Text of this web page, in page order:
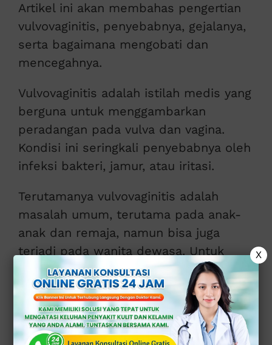
Artikel ini akan membahas pengertian
vulvovaginitis, penyebabnya, gejalanya,
serta bagaimana mengobati dan
mencegahnya.
Vulvovaginitis adalah istilah medis yang
berguna untuk menggambarkan
peradangan pada vulva dan vagina.
Kondisi ini seringkali penyebabnya oleh
infeksi bakteri, jamur, atau iritasi.
Terutamanya vulvovaginitis adalah
masalah umum, terutama pada anak-
anak dan remaja, namun bisa juga
terjadi pada wanita dewasa. Untuk
lebih jelas mengenai informasi ini,
hubungi kami di nomor0821-1099-
9870.
>>KONSULTASI ONLINE GRATIS DI SINI <<
X